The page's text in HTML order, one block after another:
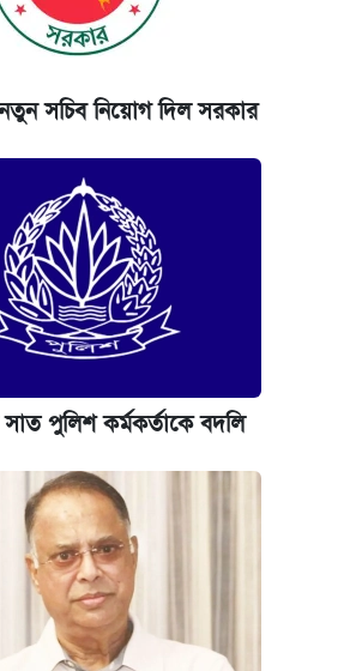
সচিব নিয়োগ দিল সরকার
পুলিশ কর্মকর্তাকে বদলি